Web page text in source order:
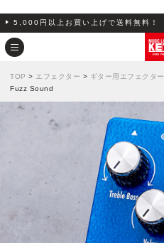
5,000円以上お買い上げで送料無料！
TOP > エフェクター > ギター用エフェクター
Fuzz Sound